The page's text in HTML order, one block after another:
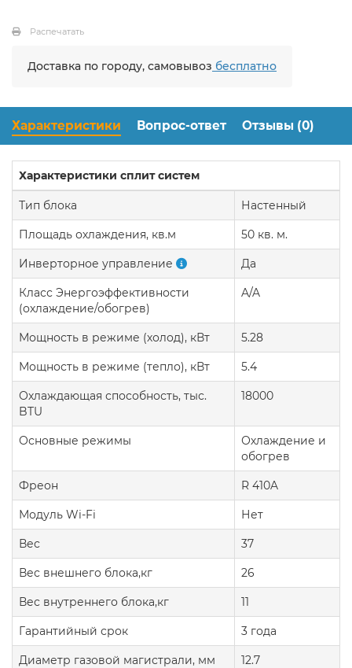
Распечатать
Доставка по городу, самовывоз бесплатно
Характеристики Вопрос-ответ Отзывы (0)
Характеристики сплит систем
Тип блока Настенный
Площадь охлаждения, кв.м 50 кв. м.
Инверторное управление Да
Класс Энергоэффективности
(охлаждение/обогрев)
A/A
Мощность в режиме (холод), кВт 5.28
Мощность в режиме (тепло), кВт 5.4
Охлаждающая способность, тыс.
BTU
18000
Основные режимы
Охлаждение и
обогрев
Фреон R 410A
Модуль Wi-Fi Нет
Вес 37
Вес внешнего блока,кг 26
Вес внутреннего блока,кг 11
Гарантийный срок 3 года
Диаметр газовой магистрали, мм 12.7